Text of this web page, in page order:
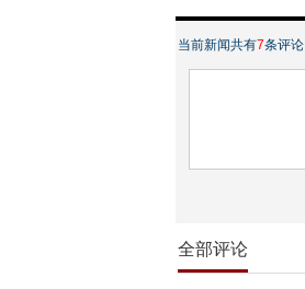
当前新闻共有7条评论
全部评论